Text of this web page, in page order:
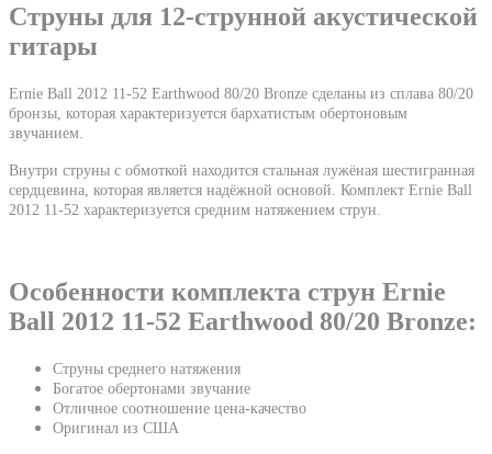
Струны для 12-струнной акустической
гитары
Ernie Ball 2012 11-52 Earthwood 80/20 Bronze сделаны из сплава 80/20
бронзы, которая характеризуется бархатистым обертоновым
звучанием.
Внутри струны с обмоткой находится стальная лужёная шестигранная
сердцевина, которая является надёжной основой. Комплект Ernie Ball
2012 11-52 характеризуется средним натяжением струн.
Особенности комплекта струн Ernie
Ball 2012 11-52 Earthwood 80/20 Bronze:
Струны среднего натяжения
Богатое обертонами звучание
Отличное соотношение цена-качество
Оригинал из США